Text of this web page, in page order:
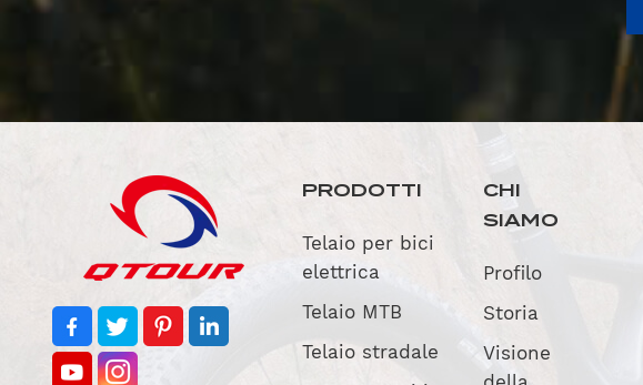
PRODOTTI
Telaio per bici
elettrica
Telaio MTB
Telaio stradale
CHI
SIAMO
Profilo
Storia
Visione